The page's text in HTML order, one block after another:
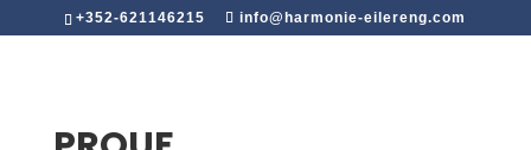
+352-621146215 info@harmonie-eilereng.com